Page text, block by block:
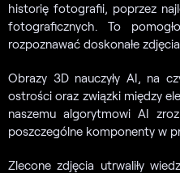
historię fotografii, poprzez
fotograficznych. To
rozpoznawać doskonałe
Obrazy 3D nauczyły AI, na
ostrości oraz związki między
naszemu algorytmowi AI
poszczególne komponenty w
Zlecone zdjęcia utrwaliły